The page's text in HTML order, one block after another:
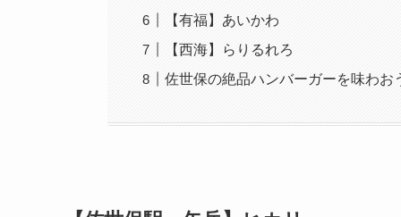
【有福】あいかわ
【西海】らりるれろ
佐世保の絶品ハンバーガーを味わお